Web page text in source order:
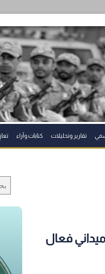
تقارير وتحليلات كتابات وآراء تعازِ
فعال